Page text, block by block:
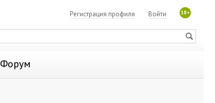
18+
Войти
Регистрация профиля
Форум